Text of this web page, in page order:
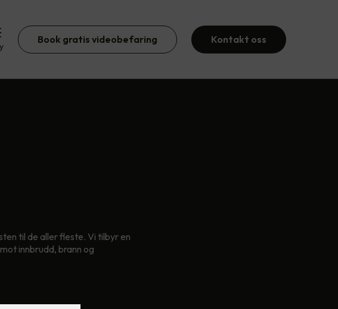
Book gratis videobefaring Kontakt oss
til de aller fleste. Vi tilbyr en
innbrudd, brann og